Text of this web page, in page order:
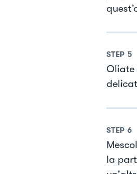
STEP 5
Oliate
STEP 6
la